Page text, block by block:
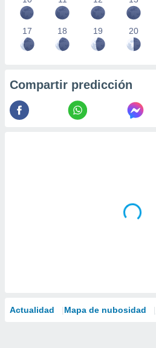
17 18 19 20
Compartir predicción
Actualidad Mapa de nubosidad